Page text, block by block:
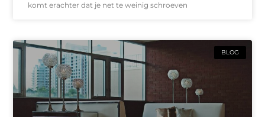
komt erachter dat je net te weinig schroeven
BLOG